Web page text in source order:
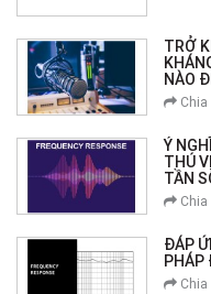
TRỞ
NÀO
Ý
THÚ
TẦN
ĐÁP
PHÁP